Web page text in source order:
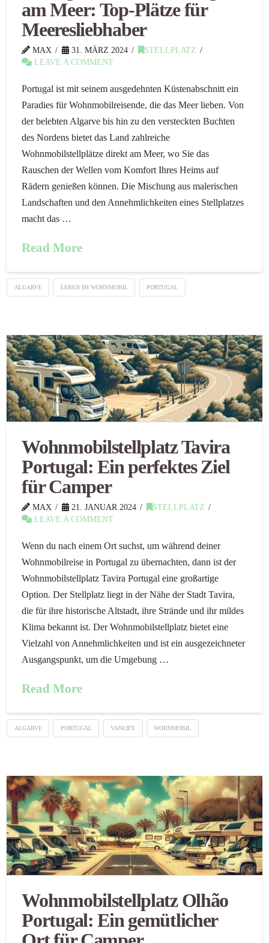
am Meer: Top-Plätze für
Meeresliebhaber
MAX 31. MÄRZ 2024
STELLPLATZ
LEAVE A COMMENT
Portugal ist mit seinem ausgedehnten Küstenabschnitt ein
Paradies für Wohnmobilreisende, die das Meer lieben. Von
der belebten Algarve bis hin zu den versteckten Buchten
des Nordens bietet das Land zahlreiche
Wohnmobilstellplätze direkt am Meer, wo Sie das
Rauschen der Wellen vom Komfort Ihres Heims auf
Rädern genießen können. Die Mischung aus malerischen
Landschaften und den Annehmlichkeiten eines Stellplatzes
macht das …
Read More
ALGARVE LEBEN IM WOHNMOBIL PORTUGAL
Wohnmobilstellplatz Tavira
Portugal: Ein perfektes Ziel
für Camper
MAX 21. JANUAR 2024
STELLPLATZ
LEAVE A COMMENT
Wenn du nach einem Ort suchst, um während deiner
Wohnmobilreise in Portugal zu übernachten, dann ist der
Wohnmobilstellplatz Tavira Portugal eine großartige
Option. Der Stellplatz liegt in der Nähe der Stadt Tavira,
die für ihre historische Altstadt, ihre Strände und ihr mildes
Klima bekannt ist. Der Wohnmobilstellplatz bietet eine
Vielzahl von Annehmlichkeiten und ist ein ausgezeichneter
Ausgangspunkt, um die Umgebung …
Read More
ALGARVE PORTUGAL VANLIFE WOHNMOBIL
Wohnmobilstellplatz Olhão
Portugal: Ein gemütlicher